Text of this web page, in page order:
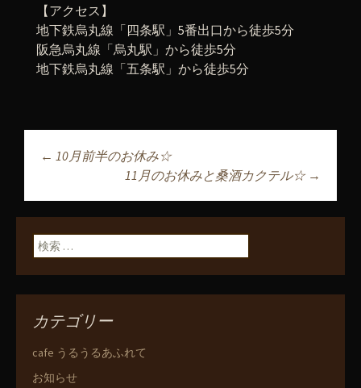
【アクセス】
地下鉄烏丸線「四条駅」5番出口から徒歩5分
阪急烏丸線「烏丸駅」から徒歩5分
地下鉄烏丸線「五条駅」から徒歩5分
投稿ナビゲーショ
ン
← 10月前半のお休み☆
11月のお休みと桑酒カクテル☆ →
検索:
カテゴリー
cafe うるうるあふれて
お知らせ